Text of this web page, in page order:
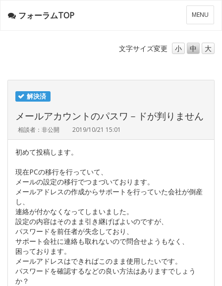
メ
ニ
ー
MENU
フォーラムTOP
文字サイズ変更 小 中 大
解決済
メールアカウントのパスワ－ドが判りません
相談者：非公開 2019/10/21 15:01
初めて投稿します。
現在PCの移行を行っていて、
メールの設定の移行でつまづいております。
メールアドレスの作成からサポートを行っていた会社が倒産
し、
連絡が付かなくなってしまいました。
設定の内容はそのまま引き継げばよいのですが、
パスワードを前任者が失念しており、
サポート会社に連絡も取れないので問合せようもなく、
困っております。
メールアドレスはできればこのまま使用したいです。
パスワードを確認するなどの良い方法はありますでしょう
か？